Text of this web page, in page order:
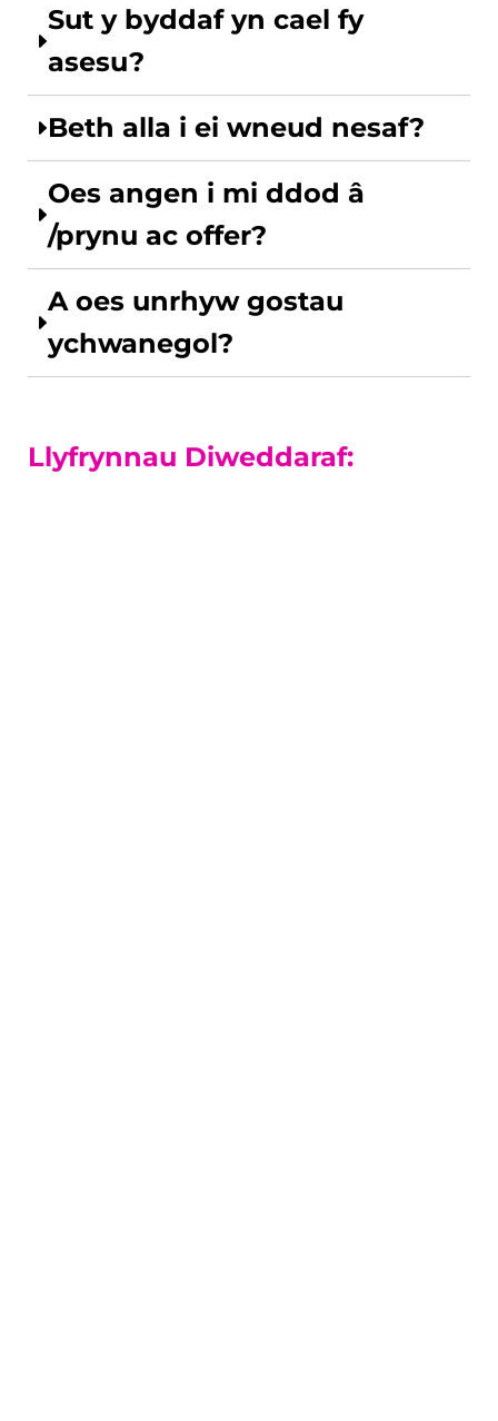
Sut y byddaf yn cael fy
asesu?
Beth alla i ei wneud nesaf?
Oes angen i mi ddod â
/prynu ac offer?
A oes unrhyw gostau
ychwanegol?
Llyfrynnau Diweddaraf: